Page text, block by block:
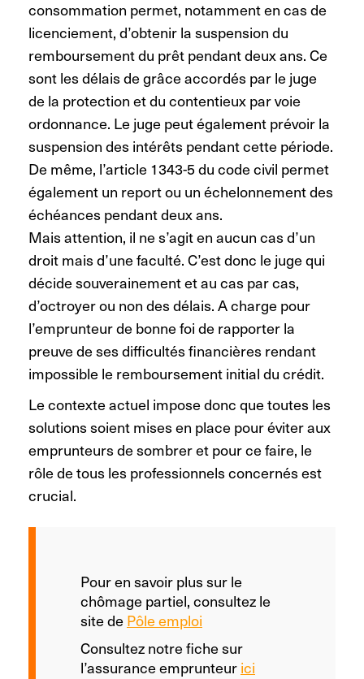
consommation permet, notamment en cas de
licenciement, d’obtenir la suspension du
remboursement du prêt pendant deux ans. Ce
sont les délais de grâce accordés par le juge
de la protection et du contentieux par voie
ordonnance. Le juge peut également prévoir la
suspension des intérêts pendant cette période.
De même, l’article 1343-5 du code civil permet
également un report ou un échelonnement des
échéances pendant deux ans.
Mais attention, il ne s’agit en aucun cas d’un
droit mais d’une faculté. C’est donc le juge qui
décide souverainement et au cas par cas,
d’octroyer ou non des délais. A charge pour
l’emprunteur de bonne foi de rapporter la
preuve de ses difficultés financières rendant
impossible le remboursement initial du crédit.
Le contexte actuel impose donc que toutes les
solutions soient mises en place pour éviter aux
emprunteurs de sombrer et pour ce faire, le
rôle de tous les professionnels concernés est
crucial.
Pour en savoir plus sur le
chômage partiel, consultez le
site dePôle emploi
Consultez notre fiche sur
l’assurance emprunteurici